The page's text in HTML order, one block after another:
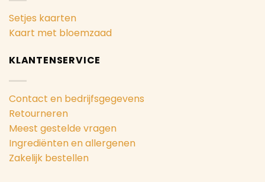
Setjes kaarten
Kaart met bloemzaad
KLANTENSERVICE
Contact en bedrijfsgegevens
Retourneren
Meest gestelde vragen
Ingrediënten en allergenen
Zakelijk bestellen